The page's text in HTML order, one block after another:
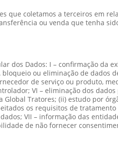
coletamos a terceiros em
ou venda que tenha
Dados: I – confirmação da
ou eliminação de dados
de serviço ou produto,
VI – eliminação dos
Tratores; (ii) estudo por
os requisitos de
VII – informação das
de não fornecer